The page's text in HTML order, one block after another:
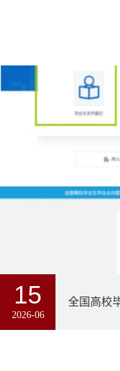
15
2026-06
全国高校